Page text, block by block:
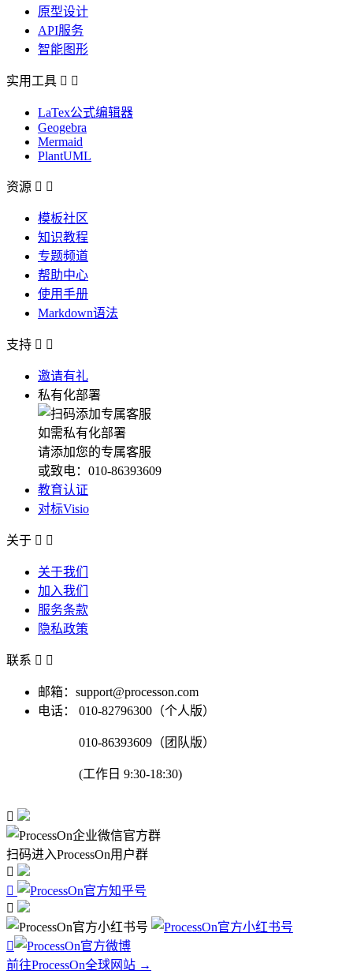
原型设计
API服务
智能图形
实用工具  
LaTex公式编辑器
Geogebra
Mermaid
PlantUML
资源  
模板社区
知识教程
专题频道
帮助中心
使用手册
Markdown语法
支持  
邀请有礼
私有化部署
如需私有化部署
请添加您的专属客服
或致电：010-86393609
教育认证
对标Visio
关于  
关于我们
加入我们
服务条款
隐私政策
联系  
邮箱：support@processon.com
电话：
010-82796300（个人版）
010-86393609（团队版）
(工作日 9:30-18:30)

扫码进入ProcessOn用户群




前往ProcessOn全球网站 →